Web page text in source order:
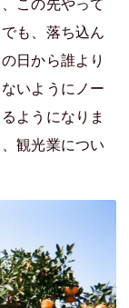
も、落ち込ん
日から誰より
いようにノー
ようになりま
観光業につい